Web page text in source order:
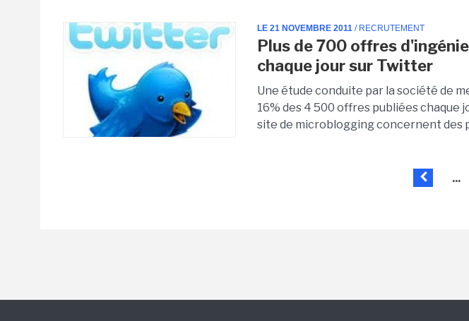
LE 21 NOVEMBRE 2011 / RECRUTEMENT
Plus de 700 offres
chaque jour sur Twitter
Une étude conduite par la société de
16% des 4 500 offres publiées chaque
site de microblogging concernent des
...